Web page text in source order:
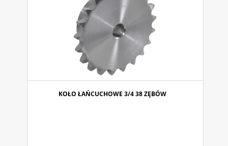
KOŁO ŁAŃCUCHOWE 3/4 38 ZĘBÓW